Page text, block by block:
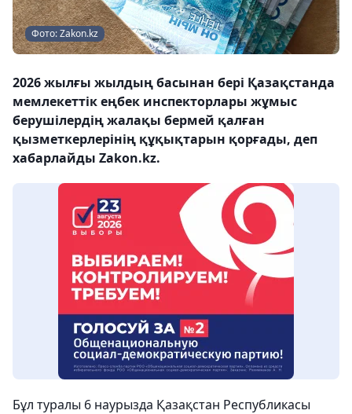
Фото: Zakon.kz
2026 жылғы жылдың басынан бері Қазақстанда
мемлекеттік еңбек инспекторлары жұмыс
берушілердің жалақы бермей қалған
қызметкерлерінің құқықтарын қорғады, деп
хабарлайды Zakon.kz.
Бұл туралы 6 наурызда Қазақстан Республикасы